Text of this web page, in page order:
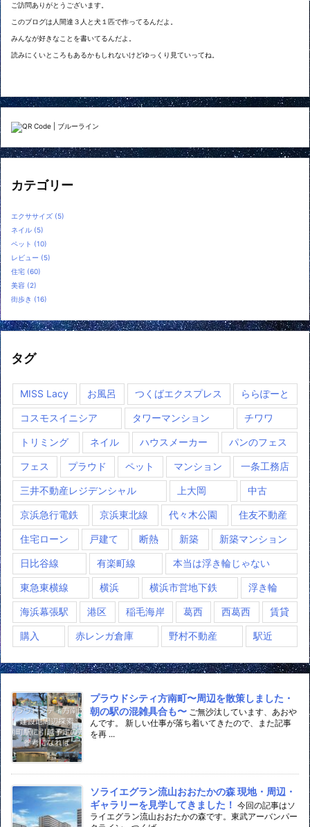
ご訪問ありがとうございます。
このブログは人間達３人と犬１匹で作ってるんだよ。
みんなが好きなことを書いてるんだよ。
読みにくいところもあるかもしれないけどゆっくり見ていってね。
カテゴリー
エクササイズ (5)
ネイル (5)
ペット (10)
レビュー (5)
住宅 (60)
美容 (2)
街歩き (16)
タグ
MISS Lacy お風呂 つくばエクスプレス ららぽーと
コスモスイニシア タワーマンション チワワ
トリミング ネイル ハウスメーカー パンのフェス
フェス プラウド ペット マンション 一条工務店
三井不動産レジデンシャル 上大岡 中古
京浜急行電鉄 京浜東北線 代々木公園 住友不動産
住宅ローン 戸建て 断熱 新築 新築マンション
日比谷線 有楽町線 本当は浮き輪じゃない
東急東横線 横浜 横浜市営地下鉄 浮き輪
海浜幕張駅 港区 稲毛海岸 葛西 西葛西 賃貸
購入 赤レンガ倉庫 野村不動産 駅近
プラウドシティ方南町〜周辺を散策しました・
朝の駅の混雑具合も〜 ご無沙汰しています、あおや
んです。 新しい仕事が落ち着いてきたので、また記事
を再 ...
ソライエグラン流山おおたかの森 現地・周辺・
ギャラリーを見学してきました！ 今回の記事はソ
ライエグラン流山おおたかの森です。東武アーバンパー